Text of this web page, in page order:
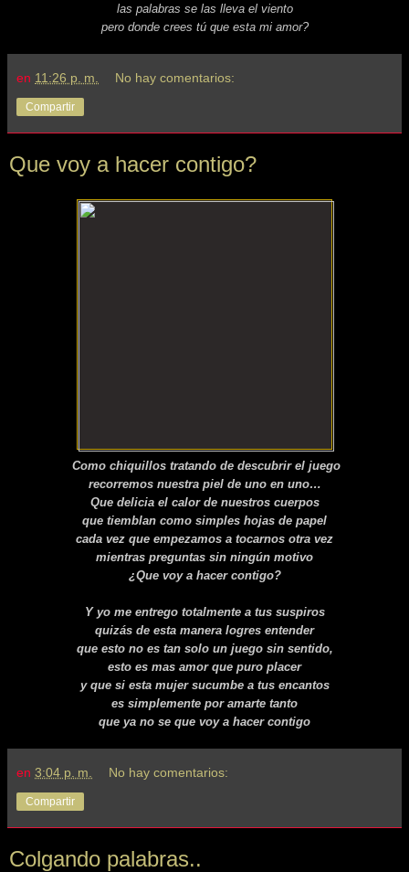
las palabras se las lleva el viento
pero donde crees tú que esta mi amor?
en 11:26 p. m. No hay comentarios:
Compartir
Que voy a hacer contigo?
Como chiquillos tratando de descubrir el juego
recorremos nuestra piel de uno en uno…
Que delicia el calor de nuestros cuerpos
que tiemblan como simples hojas de papel
cada vez que empezamos a tocarnos otra vez
mientras preguntas sin ningún motivo
¿Que voy a hacer contigo?
Y yo me entrego totalmente a tus suspiros
quizás de esta manera logres entender
que esto no es tan solo un juego sin sentido,
esto es mas amor que puro placer
y que si esta mujer sucumbe a tus encantos
es simplemente por amarte tanto
que ya no se que voy a hacer contigo
en 3:04 p. m. No hay comentarios:
Compartir
Colgando palabras..